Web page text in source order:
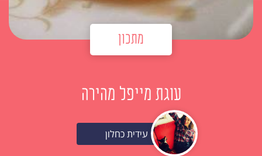
מתכון
עוגת מייפל מהירה
עידית כחלון